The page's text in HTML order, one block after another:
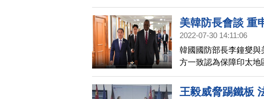
海峽穩定的重要性。
美韓防長會談 重
2022-07-30 14:11:06
韓國國防部長李鐘燮
方一致認為保障印太
常重要。
王毅威脅踢鐵板